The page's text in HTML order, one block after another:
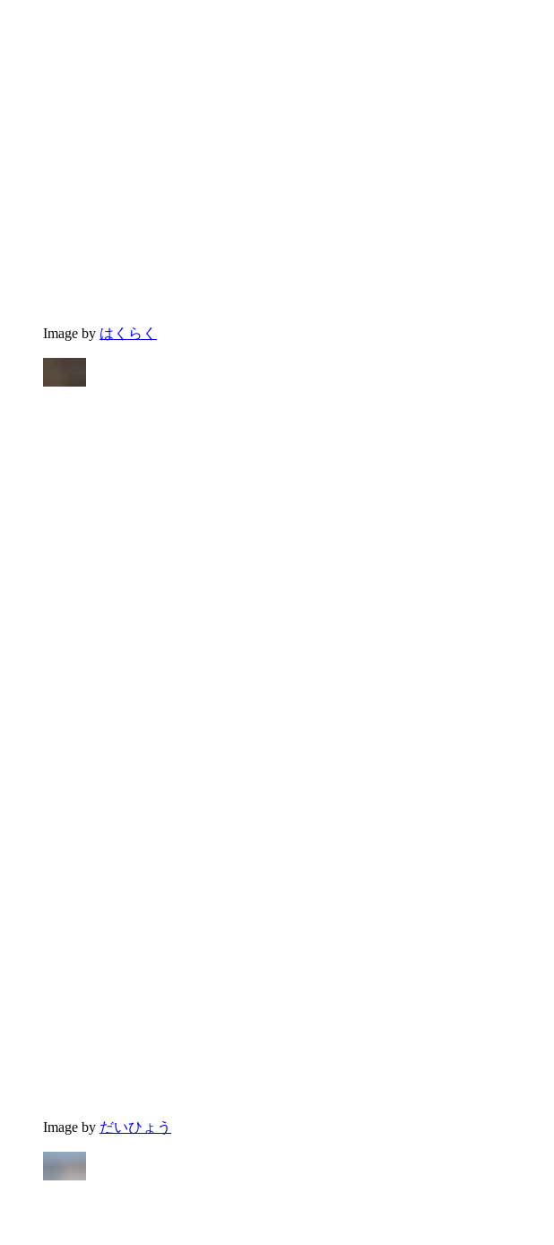
Image by はくらく
Image by だいひょう